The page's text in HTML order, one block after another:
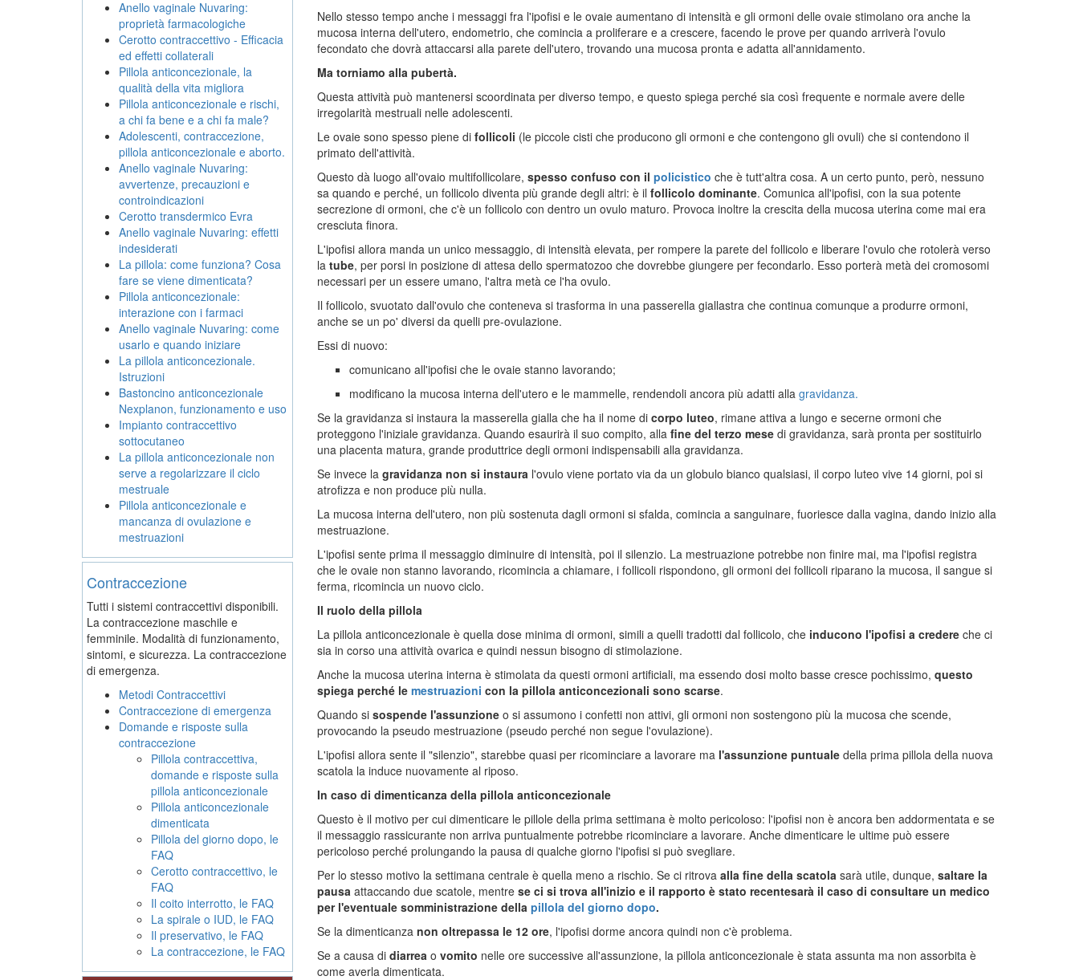
Nello stesso tempo anche i messaggi fra l'ipofisi e le ovaie aumentano di intensità e gli ormoni delle ovaie stimolano ora anche la
mucosa interna dell'utero, endometrio, che comincia a proliferare e a crescere, facendo le prove per quando arriverà l'ovulo
fecondato che dovrà attaccarsi alla parete dell'utero, trovando una mucosa pronta e adatta all'annidamento.
Ma torniamo alla pubertà.
Questa attività può mantenersi scoordinata per diverso tempo, e questo spiega perché sia così frequente e normale avere delle
irregolarità mestruali nelle adolescenti.
Le ovaie sono spesso piene di follicoli (le piccole cisti che producono gli ormoni e che contengono gli ovuli) che si contendono il
primato dell'attività.
Questo dà luogo all'ovaio multifollicolare, spesso confuso con il policistico che è tutt'altra cosa. A un certo punto, però, nessuno
sa quando e perché, un follicolo diventa più grande degli altri: è il follicolo dominante. Comunica all'ipofisi, con la sua potente
secrezione di ormoni, che c'è un follicolo con dentro un ovulo maturo. Provoca inoltre la crescita della mucosa uterina come mai era
cresciuta finora.
L'ipofisi allora manda un unico messaggio, di intensità elevata, per rompere la parete del follicolo e liberare l'ovulo che rotolerà verso
la tube, per porsi in posizione di attesa dello spermatozoo che dovrebbe giungere per fecondarlo. Esso porterà metà dei cromosomi
necessari per un essere umano, l'altra metà ce l'ha ovulo.
Il follicolo, svuotato dall'ovulo che conteneva si trasforma in una passerella giallastra che continua comunque a produrre ormoni,
anche se un po' diversi da quelli pre-ovulazione.
Essi di nuovo:
comunicano all'ipofisi che le ovaie stanno lavorando;
modificano la mucosa interna dell'utero e le mammelle, rendendoli ancora più adatti alla gravidanza.
Se la gravidanza si instaura la masserella gialla che ha il nome di corpo luteo, rimane attiva a lungo e secerne ormoni che
proteggono l'iniziale gravidanza. Quando esaurirà il suo compito, alla fine del terzo mese di gravidanza, sarà pronta per sostituirlo
una placenta matura, grande produttrice degli ormoni indispensabili alla gravidanza.
Se invece la gravidanza non si instaural'ovulo viene portato via da un globulo bianco qualsiasi, il corpo luteo vive 14 giorni, poi si
atrofizza e non produce più nulla.
La mucosa interna dell'utero, non più sostenuta dagli ormoni si sfalda, comincia a sanguinare, fuoriesce dalla vagina, dando inizio alla
mestruazione.
L'ipofisi sente prima il messaggio diminuire di intensità, poi il silenzio. La mestruazione potrebbe non finire mai, ma l'ipofisi registra
che le ovaie non stanno lavorando, ricomincia a chiamare, i follicoli rispondono, gli ormoni dei follicoli riparano la mucosa, il sangue si
ferma, ricomincia un nuovo ciclo.
Il ruolo della pillola
La pillola anticoncezionale è quella dose minima di ormoni, simili a quelli tradotti dal follicolo, che inducono l'ipofisi a credereche ci
sia in corso una attività ovarica e quindi nessun bisogno di stimolazione.
Anche la mucosa uterina interna è stimolata da questi ormoni artificiali, ma essendo dosi molto basse cresce pochissimo, questo
spiega perché le mestruazioni con la pillola anticoncezionali sono scarse.
Quando si sospende l'assunzioneo si assumono i confetti non attivi, gli ormoni non sostengono più la mucosa che scende,
provocando la pseudo mestruazione (pseudo perché non segue l'ovulazione).
L'ipofisi allora sente il "silenzio", starebbe quasi per ricominciare a lavorare ma l'assunzione puntualedella prima pillola della nuova
scatola la induce nuovamente al riposo.
In caso di dimenticanza della pillola anticoncezionale
Questo è il motivo per cui dimenticare le pillole della prima settimana è molto pericoloso: l'ipofisi non è ancora ben addormentata e se
il messaggio rassicurante non arriva puntualmente potrebbe ricominciare a lavorare. Anche dimenticare le ultime può essere
pericoloso perché prolungando la pausa di qualche giorno l'ipofisi si può svegliare.
Per lo stesso motivo la settimana centrale è quella meno a rischio. Se ci ritrova alla fine della scatolasarà utile, dunque, saltare la
pausaattaccando due scatole, mentre se ci si trova all'inizio e il rapporto è stato recentesarà il caso di consultare un medico
per l'eventuale somministrazione della pillola del giorno dopo.
Se la dimenticanza non oltrepassa le 12 ore, l'ipofisi dorme ancora quindi non c'è problema.
Se a causa di diarrea o vomito nelle ore successive all'assunzione, la pillola anticoncezionale è stata assunta ma non assorbita è
come averla dimenticata.
Anello vaginale Nuvaring:
proprietà farmacologiche
Cerotto contraccettivo - Efficacia
ed effetti collaterali
Pillola anticoncezionale, la
qualità della vita migliora
Pillola anticoncezionale e rischi,
a chi fa bene e a chi fa male?
Adolescenti, contraccezione,
pillola anticoncezionale e aborto.
Anello vaginale Nuvaring:
avvertenze, precauzioni e
controindicazioni
Cerotto transdermico Evra
Anello vaginale Nuvaring: effetti
indesiderati
La pillola: come funziona? Cosa
fare se viene dimenticata?
Pillola anticoncezionale:
interazione con i farmaci
Anello vaginale Nuvaring: come
usarlo e quando iniziare
La pillola anticoncezionale.
Istruzioni
Bastoncino anticoncezionale
Nexplanon, funzionamento e uso
Impianto contraccettivo
sottocutaneo
La pillola anticoncezionale non
serve a regolarizzare il ciclo
mestruale
Pillola anticoncezionale e
mancanza di ovulazione e
mestruazioni
Contraccezione
Tutti i sistemi contraccettivi disponibili.
La contraccezione maschile e
femminile. Modalità di funzionamento,
sintomi, e sicurezza. La contraccezione
di emergenza.
Metodi Contraccettivi
Contraccezione di emergenza
Domande e risposte sulla
contraccezione
Pillola contraccettiva,
domande e risposte sulla
pillola anticoncezionale
Pillola anticoncezionale
dimenticata
Pillola del giorno dopo, le
FAQ
Cerotto contraccettivo, le
FAQ
Il coito interrotto, le FAQ
La spirale o IUD, le FAQ
Il preservativo, le FAQ
La contraccezione, le FAQ